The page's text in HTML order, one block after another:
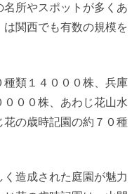
所やスポットが多くあ
関西でも有数の規模を
類１４０００株、兵庫
００株、あわじ花山水
の歳時記園の約７０種
造成された庭園が魅力